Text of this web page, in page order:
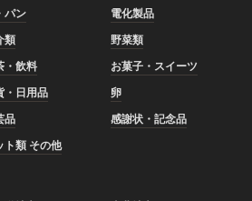
パン
電化製品
類
野菜類
・飲料
お菓子・スイーツ
・日用品
卵
品
感謝状・記念品
ト類 その他